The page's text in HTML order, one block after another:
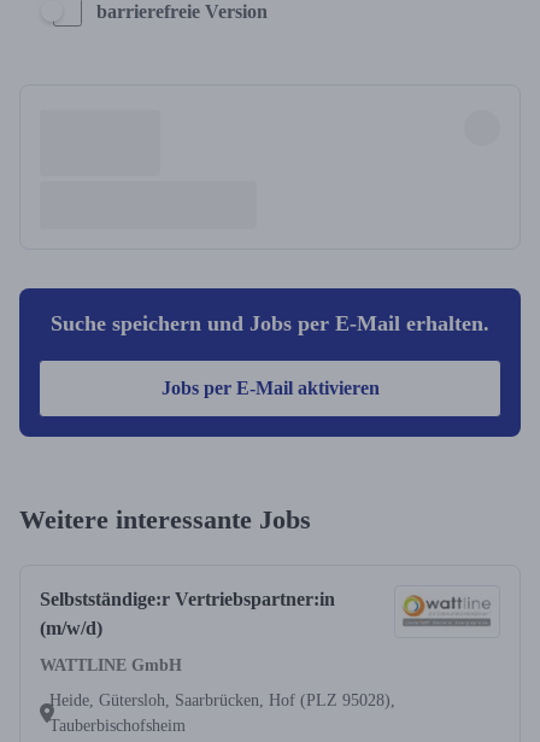
barrierefreie Version
Suche speichern und Jobs per E-Mail erhalten.
Jobs per E-Mail aktivieren
Weitere interessante Jobs
Selbstständige:r Vertriebspartner:in
(m/w/d)
WATTLINE GmbH
Heide, Gütersloh, Saarbrücken, Hof (PLZ 95028),
Tauberbischofsheim